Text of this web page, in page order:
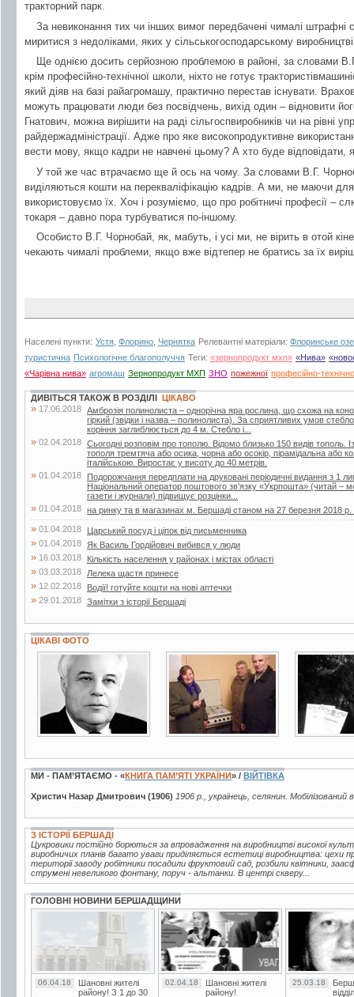
тракторний парк.
За невиконання тих чи інших вимог передбачені чималі штрафні
миритися з недоліками, яких у сільськогосподарському
Ще однією досить серйозною проблемою в районі, за словами
крім професійно-технічної школи, ніхто не готує
який діяв на базі райагромашу, практично перестав існувати.
можуть працювати люди без посвідчень, вихід один – відновити
Гнатович, можна вирішити на раді сільгоспвиробників чи на рівні
райдержадміністрації. Адже про яке високопродуктивне
вести мову, якщо кадри не навчені цьому? А хто буде
У той же час втрачаємо ще й ось на чому. За словами В.Г.
виділяються кошти на перекваліфікацію кадрів. А ми, не маючи
використовуємо їх. Хоч і розуміємо, що про робітничі професії –
токаря – давно пора турбуватися по-іншому.
Особисто В.Г. Чорнобай, як, мабуть, і усі ми, не вірить в отой
чекають чималі проблеми, якщо вже відтепер не братись за їх
Населені пункти: Устя Флорино Чернятка Релевантні матеріали: Флоринське
туристична Психологічне благополуччя Теги: «зернопродукт мхп» «Нива»
«Чарівна нива» агромаш Зернопродукт МХП ЗНО пожежної професійно-
ДИВІТЬСЯ ТАКОЖ В РОЗДІЛІ ЦІКАВО
» 17.06.2018 Амброзія полинолиста – однорічна яра рослина, що схожа на
гіркий (звідки і назва – полинолиста). За сприятливих умов
коріння заглиблюється до 4 м. Стебло і...
» 02.04.2018 Сьогодні розповім про тополю. Відомо близько 150 видів тополь.
тополя тремтяча або осика, чорна або осокір, пірамідальна
італійською. Виростає у висоту до 40 метрів.
» 01.04.2018
Подорожчання передплати на друковані періодичні видання з 1
Національний оператор поштового зв’язку «Укрпошта» (читай –
газети і журнали) підвищує розцінки...
» 01.04.2018 на ринку та в магазинах м. Бершаді станом на 27 березня 2018 р.
» 01.04.2018 Царський посуд і ціпок від письменника
» 01.04.2018 Як Василь Гордійович вибився у люди
» 16.03.2018 Кількість населення у районах і містах області
» 03.03.2018 Лелека щастя принесе
» 12.02.2018 Водії! готуйте кошти на нові аптечки
» 29.01.2018 Замітки з історії Бершаді
ЦІКАВІ ФОТО
5 фото 3 фото 2 фото
МИ - ПАМ’ЯТАЄМО - «КНИГА ПАМ’ЯТІ УКРАЇНИ» / ВІЙТІВКА
Христич Назар Дмитрович (1906) 1906 р., українець, селянин.
З ІСТОРІЇ БЕРШАДІ
Цукровики постійно борються за впровадження на виробництві високої
виробничих планів багато уваги приділяється естетиці виробництва: цехи
території заводу робітники посадили фруктовий сад, розбили квітники,
струмені невеликого фонтану, поруч - альтанки. В центрі скверу...
ГОЛОВНІ НОВИНИ БЕРШАДЩИНИ
06.04.18
Шановні жителі
району! З 1 до 30
02.04.18
Шановні жителі
району!
25.03.18